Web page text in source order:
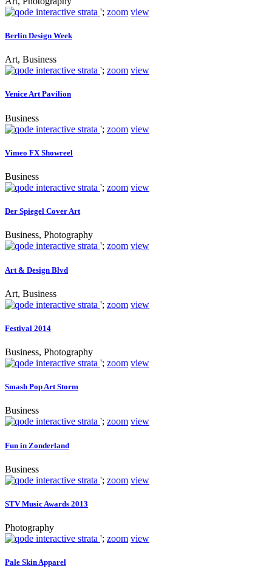
'; zoom view
Berlin Design Week
Art, Business
'; zoom view
Venice Art Pavilion
Business
'; zoom view
Vimeo FX Showreel
Business
'; zoom view
Der Spiegel Cover Art
Business, Photography
'; zoom view
Art & Design Blvd
Art, Business
'; zoom view
Festival 2014
Business, Photography
'; zoom view
Smash Pop Art Storm
Business
'; zoom view
Fun in Zonderland
Business
'; zoom view
STV Music Awards 2013
Photography
'; zoom view
Pale Skin Apparel